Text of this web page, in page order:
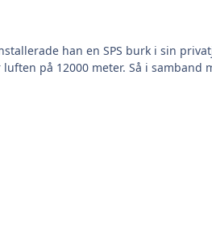
han en SPS burk i sin
på 12000 meter. Så i